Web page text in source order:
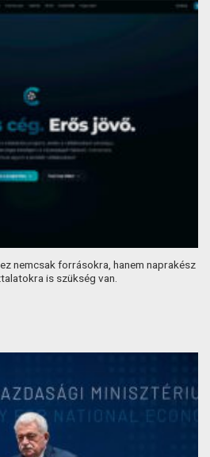
nemcsak forrásokra, hanem naprakész
is szükség van.